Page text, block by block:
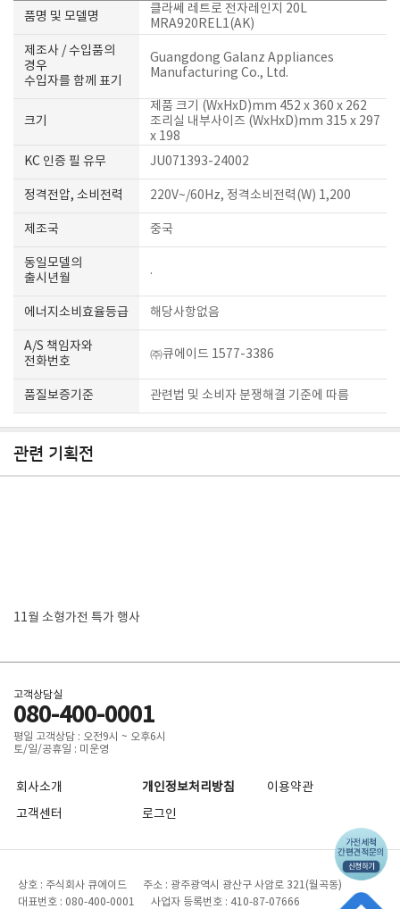
품명 및 모델명
클라쎄 레트로 전자레인지 20L
MRA920REL1(AK)
제조사 / 수입품의
경우
수입자를 함께 표기
Guangdong Galanz Appliances
Manufacturing Co., Ltd.
크기
제품 크기 (WxHxD)mm 452 x 360 x 262
조리실 내부사이즈 (WxHxD)mm 315 x 297
x 198
KC 인증 필 유무
JU071393-24002
정격전압, 소비전력 220V~/60Hz, 정격소비전력(W) 1,200
제조국 중국
동일모델의
출시년월
.
에너지소비효율등급 해당사항없음
A/S 책임자와
전화번호
㈜큐에이드 1577-3386
품질보증기준 관련법 및 소비자 분쟁해결 기준에 따름
관련 기획전
11월 소형가전 특가 행사
고객상담실
080-400-0001
평일 고객상담 : 오전9시 ~ 오후6시
토/일/공휴일 : 미운영
회사소개 개인정보처리방침
이용약관
고객센터
로그인
상호 : 주식회사 큐에이드 주소 : 광주광역시 광산구 사암로 321(월곡동)
대표번호 : 080-400-0001 사업자 등록번호 : 410-87-07666